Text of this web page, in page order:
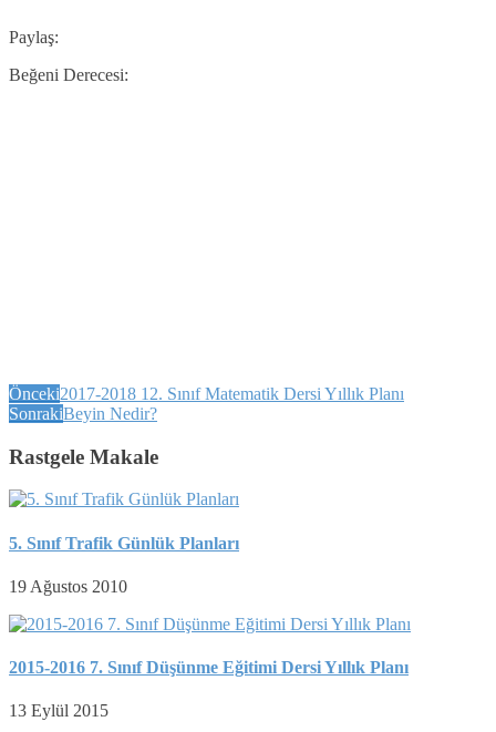
Paylaş:
Beğeni Derecesi:
Önceki2017-2018 12. Sınıf Matematik Dersi Yıllık Planı
SonrakiBeyin Nedir?
Rastgele Makale
5. Sınıf Trafik Günlük Planları
19 Ağustos 2010
2015-2016 7. Sınıf Düşünme Eğitimi Dersi Yıllık Planı
13 Eylül 2015